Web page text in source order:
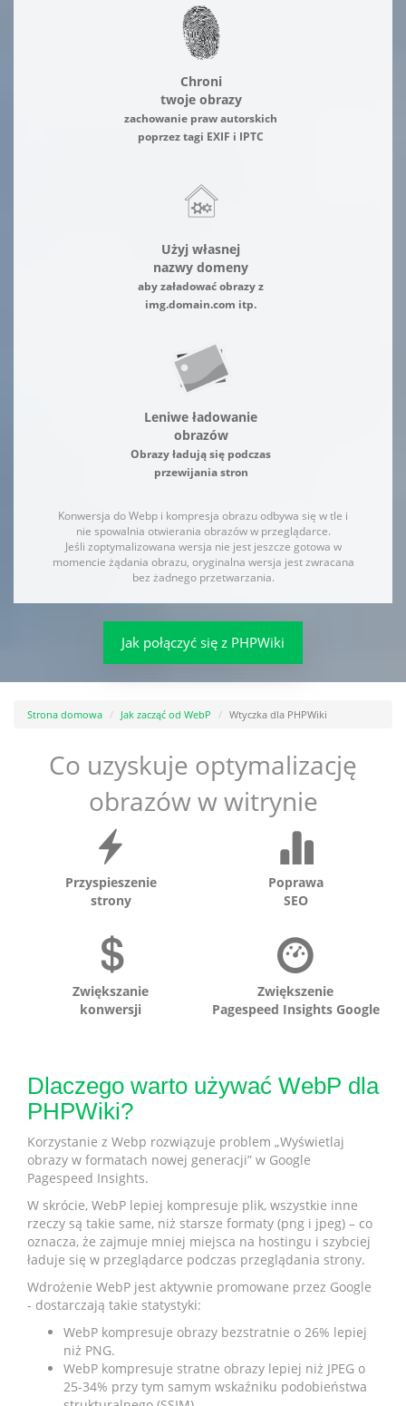
Chroni
twoje obrazy
zachowanie praw autorskich
poprzez tagi EXIF i IPTC
Użyj własnej
nazwy domeny
aby załadować obrazy z
img.domain.com itp.
Leniwe ładowanie
obrazów
Obrazy ładują się podczas
przewijania stron
Konwersja do Webp i kompresja obrazu odbywa się w tle i
nie spowalnia otwierania obrazów w przeglądarce.
Jeśli zoptymalizowana wersja nie jest jeszcze gotowa w
momencie żądania obrazu, oryginalna wersja jest zwracana
bez żadnego przetwarzania.
Jak połączyć się z PHPWiki
Strona domowa Jak zacząć od WebP Wtyczka dla PHPWiki
Co uzyskuje optymalizację
obrazów w witrynie
Przyspieszenie
strony
Poprawa
SEO
Zwiększanie
konwersji
Zwiększenie
Pagespeed Insights Google
Dlaczego warto używać WebP dla
PHPWiki?
Korzystanie z Webp rozwiązuje problem „Wyświetlaj
obrazy w formatach nowej generacji” w Google
Pagespeed Insights.
W skrócie, WebP lepiej kompresuje plik, wszystkie inne
rzeczy są takie same, niż starsze formaty (png i jpeg) – co
oznacza, że zajmuje mniej miejsca na hostingu i szybciej
ładuje się w przeglądarce podczas przeglądania strony.
Wdrożenie WebP jest aktywnie promowane przez Google
- dostarczają takie statystyki:
WebP kompresuje obrazy bezstratnie o 26% lepiej
niż PNG.
WebP kompresuje stratne obrazy lepiej niż JPEG o
25-34% przy tym samym wskaźniku podobieństwa